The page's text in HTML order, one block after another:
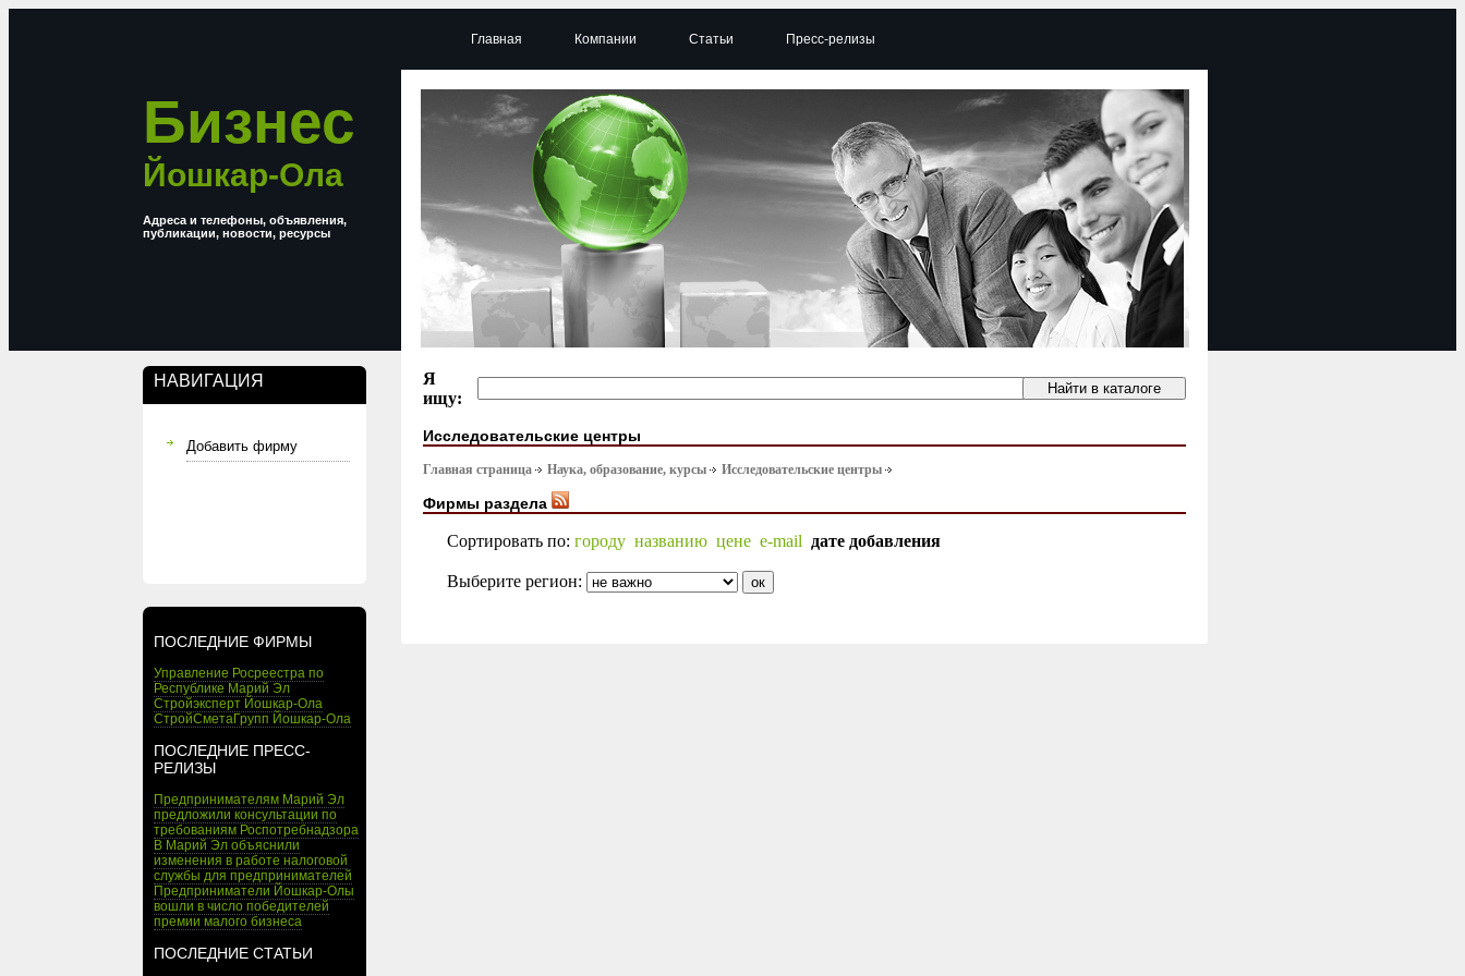
Бизнес
Йошкар-Ола
Адреса и телефоны, объявления,
публикации, новости, ресурсы
НАВИГАЦИЯ
Добавить фирму
ПОСЛЕДНИЕ ФИРМЫ
Управление Росреестра по
Республике Марий Эл
Стройэксперт Йошкар-Ола
СтройСметаГрупп Йошкар-Ола
ПОСЛЕДНИЕ ПРЕСС-
РЕЛИЗЫ
Предпринимателям Марий Эл
предложили консультации по
требованиям Роспотребнадзора
В Марий Эл объяснили
изменения в работе налоговой
службы для предпринимателей
Предприниматели Йошкар-Олы
вошли в число победителей
премии малого бизнеса
ПОСЛЕДНИЕ СТАТЬИ
Главная Компании Статьи Пресс-релизы
Я
ищу:
Исследовательские центры
Главная страница Наука, образование, курсы Исследовательские центры
Фирмы раздела
Сортировать по: городу названию цене e-mail дате добавления
Выберите регион: